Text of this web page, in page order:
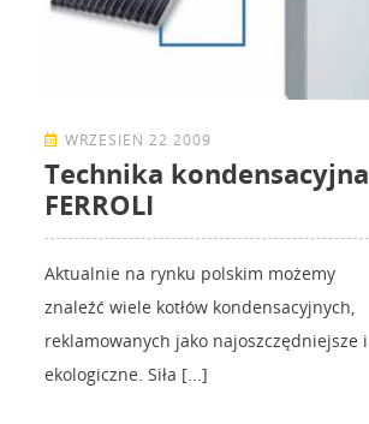
WRZESIEŃ 22 2009
Technika kondensacyjna
FERROLI
Aktualnie na rynku polskim możemy
znaleźć wiele kotłów kondensacyjnych,
reklamowanych jako najoszczędniejsze i
ekologiczne. Siła [...]